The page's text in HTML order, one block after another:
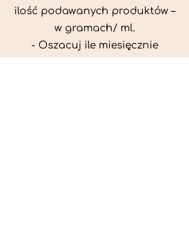
ilość podawanych produktów –
w gramach/ ml.
- Oszacuj ile miesięcznie